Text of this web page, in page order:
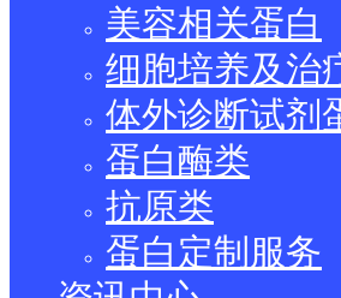
美容相关蛋白
细胞培养及治
体外诊断试剂
蛋白酶类
抗原类
蛋白定制服务